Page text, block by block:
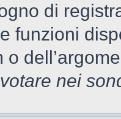
di
funzioni
o
nei